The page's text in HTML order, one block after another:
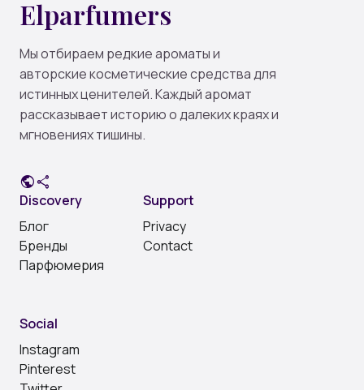
Elparfumers
Мы отбираем редкие ароматы и
авторские косметические средства для
истинных ценителей. Каждый аромат
рассказывает историю о далеких краях и
мгновениях тишины.
publicshare
Discovery
Блог
Бренды
Парфюмерия
Support
Privacy
Contact
Social
Instagram
Pinterest